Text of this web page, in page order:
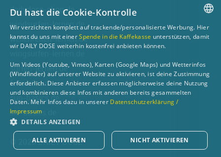
dailydose-shop.de
windsurfen-lernen.de
wellenreiten-lernen.de
surfen-lernen.de
foilsurfen.de
sup-basics.de
ski-basics.de
© 2026 DAILY DOSE
GERMAN
Du hast die Cookie-Kontrolle
Wir verzichten komplett auf trackende/personalisierte Werbung. Hier
kannst du uns mit einerSpende in die Kaffekasse unterstützen, damit
wir DAILY DOSE weiterhin kostenfrei anbieten können.
Um Videos (Youtube, Vimeo), Karten (Google Maps) und Wetterinfos
(Windfinder) auf unserer Website zu aktivieren, ist deine Zustimmung
erforderlich. Diese Anbieter erfassen möglicherweise deine Nutzung
und kombinieren diese Infos mit anderen bereits gesammelten
Daten. Mehr Infos dazu in unserer Datenschutzerklärung /
Impressum
DETAILS ANZEIGEN
ALLE AKTIVIEREN NICHT AKTIVIEREN